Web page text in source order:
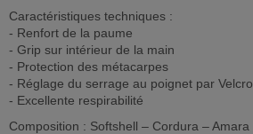
Caractéristiques techniques :
- Renfort de la paume
- Grip sur intérieur de la main
- Protection des métacarpes
- Réglage du serrage au poignet par Velcro
- Excellente respirabilité
Composition : Softshell – Cordura – Amara